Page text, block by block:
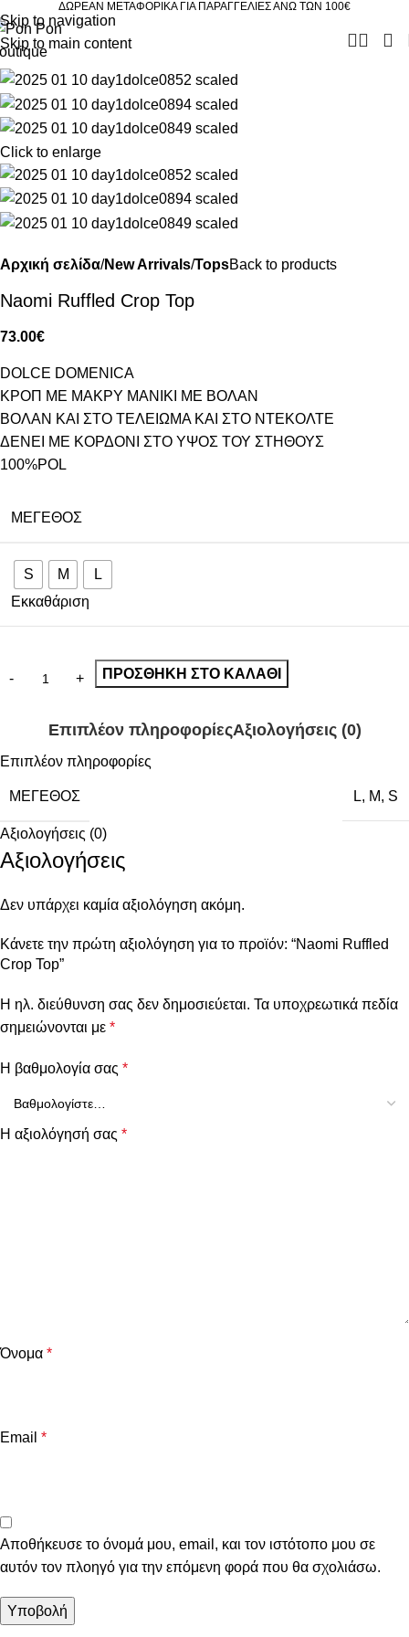
Skip to navigation
Skip to main content
ΔΩΡΕΑΝ ΜΕΤΑΦΟΡΙΚΑ ΓΙΑ ΠΑΡΑΓΓΕΛΙΕΣ ΑΝΩ ΤΩΝ 100€
Click to enlarge
Αρχική σελίδα New Arrivals TopsBack to products
Naomi Ruffled Crop Top
73.00€
DOLCE DOMENICA
ΚΡΟΠ ΜΕ ΜΑΚΡΥ ΜΑΝΙΚΙ ΜΕ ΒΟΛΑΝ
ΒΟΛΑΝ ΚΑΙ ΣΤΟ ΤΕΛΕΙΩΜΑ ΚΑΙ ΣΤΟ ΝΤΕΚΟΛΤΕ
ΔΕΝΕΙ ΜΕ ΚΟΡΔΟΝΙ ΣΤΟ ΥΨΟΣ ΤΟΥ ΣΤΗΘΟΥΣ
100%POL
ΜΈΓΕΘΟΣ
S M
L
Εκκαθάριση
ΠΡΟΣΘΉΚΗ ΣΤΟ ΚΑΛΆΘΙ
Επιπλέον πληροφορίεςΑξιολογήσεις (0)
Επιπλέον πληροφορίες
ΜΈΓΕΘΟΣ L, M, S
Αξιολογήσεις (0)
Αξιολογήσεις
Δεν υπάρχει καμία αξιολόγηση ακόμη.
Κάνετε την πρώτη αξιολόγηση για το προϊόν: “Naomi Ruffled
Crop Top”
Η ηλ. διεύθυνση σας δεν δημοσιεύεται. Τα υποχρεωτικά πεδία
σημειώνονται με *
Η βαθμολογία σας *
Η αξιολόγησή σας *
Όνομα *
Email *
Αποθήκευσε το όνομά μου, email, και τον ιστότοπο μου σε
αυτόν τον πλοηγό για την επόμενη φορά που θα σχολιάσω.